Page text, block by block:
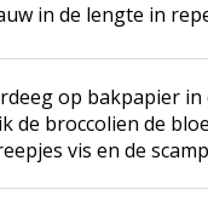
in de lengte in
op bakpapier
de broccolien de
vis en de